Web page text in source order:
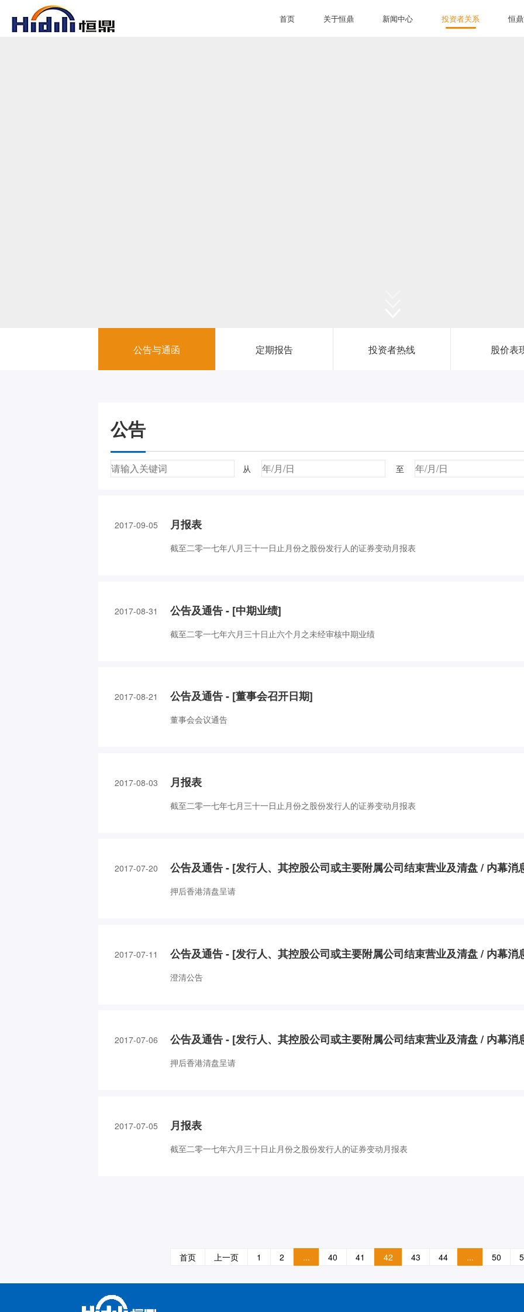
新闻中心
首页 关于恒鼎 新闻中心 投资者关系 恒
公告与通函 定期报告 投资者热线 股价表
公告
从 至
2017-09-05 月报表
截至二零一七年八月三十一日止月份之股份发行人的证券变动月报表
2017-08-31 公告及通告 - [中期业绩]
截至二零一七年六月三十日止六个月之未经审核中期业绩
2017-08-21 公告及通告 - [董事会召开日期]
董事会会议通告
2017-08-03 月报表
截至二零一七年七月三十一日止月份之股份发行人的证券变动月报表
2017-07-20 公告及通告 - [发行人、其控股公司或主要附属公司结束营业及清盘 / 内幕消
押后香港清盘呈请
2017-07-11 公告及通告 - [发行人、其控股公司或主要附属公司结束营业及清盘 / 内幕消
澄清公告
2017-07-06 公告及通告 - [发行人、其控股公司或主要附属公司结束营业及清盘 / 内幕消
押后香港清盘呈请
2017-07-05 月报表
截至二零一七年六月三十日止月份之股份发行人的证券变动月报表
首页 上一页 1 2 ... 40 41 42 43 44 ... 50